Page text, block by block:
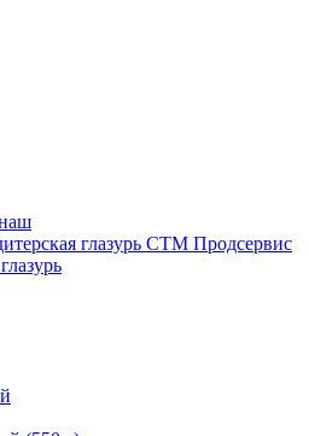
глазурь СТМ Продсервис